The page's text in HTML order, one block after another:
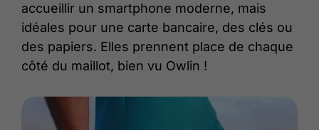
accueillir un smartphone moderne, mais
idéales pour une carte bancaire, des clés ou
des papiers. Elles prennent place de chaque
côté du maillot, bien vu Owlin !